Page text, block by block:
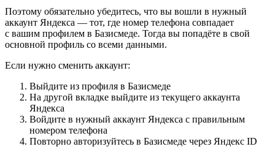
Поэтому обязательно убедитесь, что вы вошли в нужный
аккаунт Яндекса — тот, где номер телефона совпадает
с вашим профилем в Базисмеде. Тогда вы попадёте в свой
основной профиль со всеми данными.
Если нужно сменить аккаунт:
Выйдите из профиля в Базисмеде
На другой вкладке выйдите из текущего аккаунта
Яндекса
Войдите в нужный аккаунт Яндекса с правильным
номером телефона
Повторно авторизуйтесь в Базисмеде через Яндекс ID